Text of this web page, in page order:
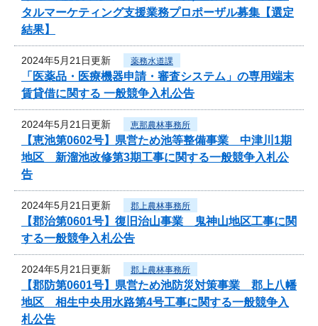
タルマーケティング支援業務プロポーザル募集【選定
結果】
2024年5月21日更新 薬務水道課
「医薬品・医療機器申請・審査システム」の専用端末
賃貸借に関する 一般競争入札公告
2024年5月21日更新 恵那農林事務所
【恵池第0602号】県営ため池等整備事業 中津川1期
地区 新溜池改修第3期工事に関する一般競争入札公
告
2024年5月21日更新 郡上農林事務所
【郡治第0601号】復旧治山事業 鬼神山地区工事に関
する一般競争入札公告
2024年5月21日更新 郡上農林事務所
【郡防第0601号】県営ため池防災対策事業 郡上八幡
地区 相生中央用水路第4号工事に関する一般競争入
札公告